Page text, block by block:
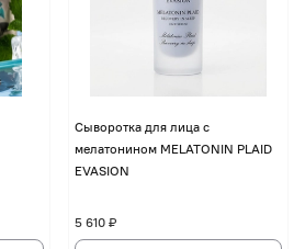
Сыворотка для лица с
мелатонином MELATONIN PLAID
EVASION
5 610 ₽